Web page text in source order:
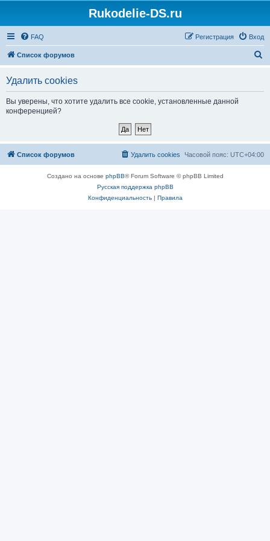
Rukodelie-DS.ru
FAQ Вход
Регистрация
Список форумов
Удалить cookies
Вы уверены, что хотите удалить все cookie, установленные данной
конференцией?
Список форумов Часовой пояс: UTC+04:00
Удалить cookies
Создано на основе phpBB® Forum Software © phpBB Limited
Русская поддержка phpBB
Конфиденциальность| Правила